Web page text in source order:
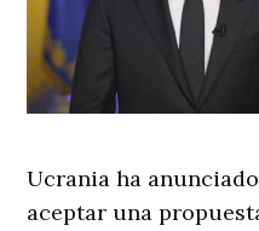
Ucrania ha
aceptar una